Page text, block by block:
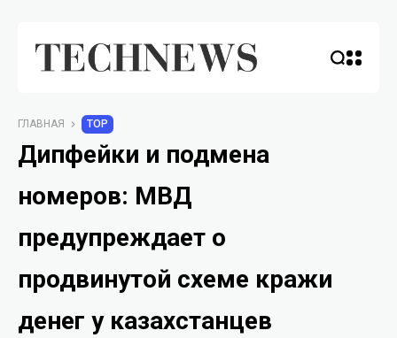
ГЛАВНАЯ TOP
Дипфейки и подмена
номеров: МВД
предупреждает о
продвинутой схеме кражи
денег у казахстанцев